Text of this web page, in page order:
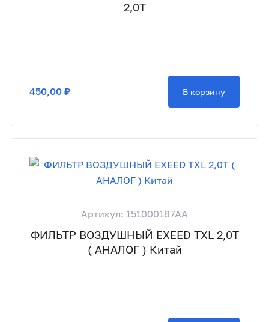
2,0T
450,00 ₽ В корзину
Артикул: 151000187AA
ФИЛЬТР ВОЗДУШНЫЙ EXEED TXL 2,0T
( АНАЛОГ ) Китай